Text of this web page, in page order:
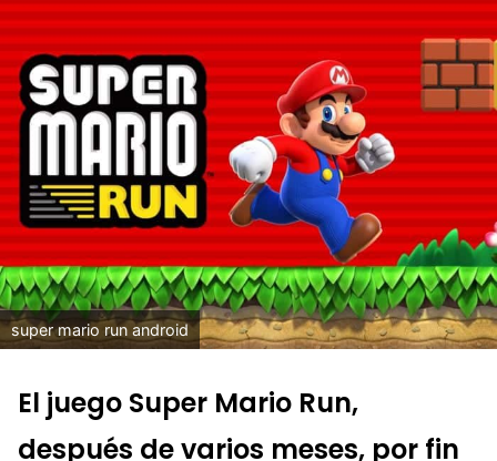
super mario run android
El juego Super Mario Run,
después de varios meses, por fin